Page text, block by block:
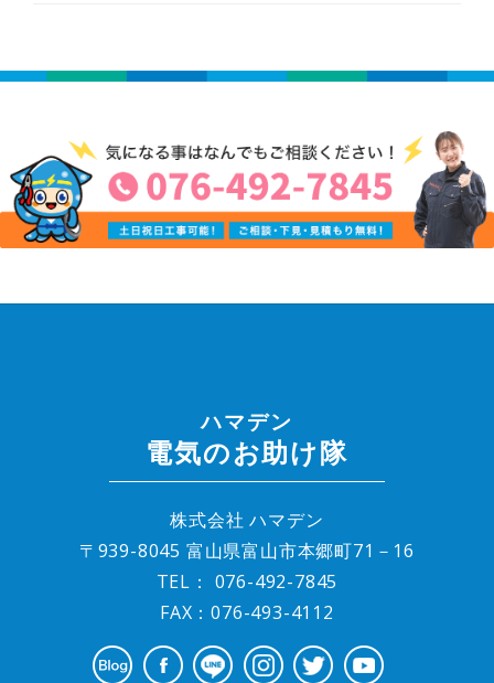
ハマデン
電気のお助け隊
株式会社 ハマデン
〒939-8045 富山県富山市本郷町71－16
TEL： 076-492-7845
FAX：076-493-4112